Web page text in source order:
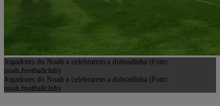
Jogadores do Noah a celebrarem a dobradinha (Foto:
noah.footballclub)
Jogadores do Noah a celebrarem a dobradinha (Foto:
noah.footballclub)